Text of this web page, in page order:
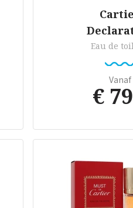
Eau de
Vanaf
€ 79